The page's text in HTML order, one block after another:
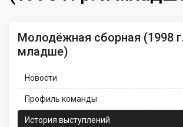
Молодёжная сборная (1998
младше)
Новости
Профиль команды
История выступлений